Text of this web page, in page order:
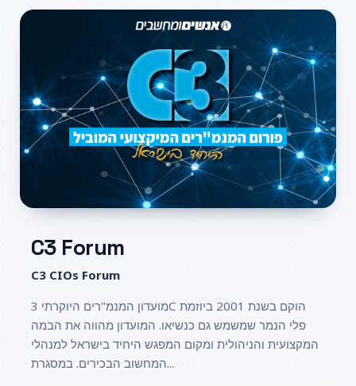
C3 Forum
C3 CIOs Forum
מועדון המנמ"רים היוקרתי 3C הוקם בשנת 2001 ביוזמת
פלי הנמר שמשמש גם כנשיאו. המועדון מהווה את הבמה
המקצועית והניהולית ומקום המפגש היחיד בישראל למנהלי
המחשוב הבכירים. במסגרת...